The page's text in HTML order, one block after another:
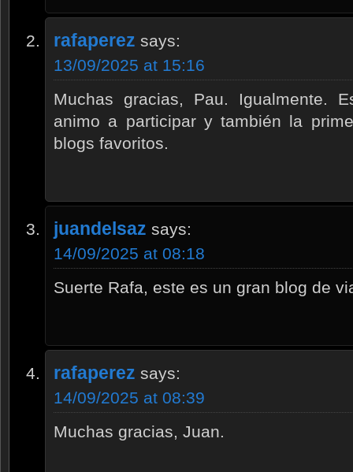
rafaperez says:
13/09/2025 at 15:16
Muchas gracias, Pau. Igualmente.
animo a participar y también la
blogs favoritos.
juandelsaz says:
14/09/2025 at 08:18
Suerte Rafa, este es un gran blog de
rafaperez says:
14/09/2025 at 08:39
Muchas gracias, Juan.